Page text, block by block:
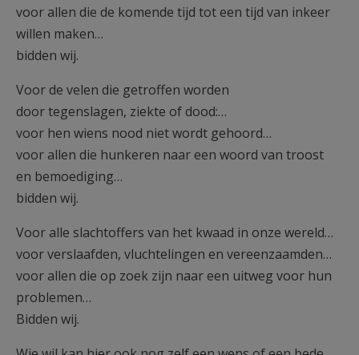
voor allen die de komende tijd tot een tijd van inkeer
willen maken…
bidden wij.
Voor de velen die getroffen worden
door tegenslagen, ziekte of dood:…
voor hen wiens nood niet wordt gehoord…
voor allen die hunkeren naar een woord van troost
en bemoediging…
bidden wij.
Voor alle slachtoffers van het kwaad in onze wereld…
voor verslaafden, vluchtelingen en vereenzaamden…
voor allen die op zoek zijn naar een uitweg voor hun
problemen…
Bidden wij.